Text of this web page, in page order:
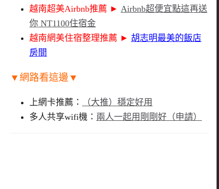
越南超美Airbnb推薦 ► Airbnb超便宜點這再送
你 NT1100住宿金
越南網美住宿整理推薦 ► 胡志明最美的飯店
房間
▼網路看這邊▼
上網卡推薦：
（大推）穩定好用
多人共享wifi機： 兩人一起用剛剛好（申請）